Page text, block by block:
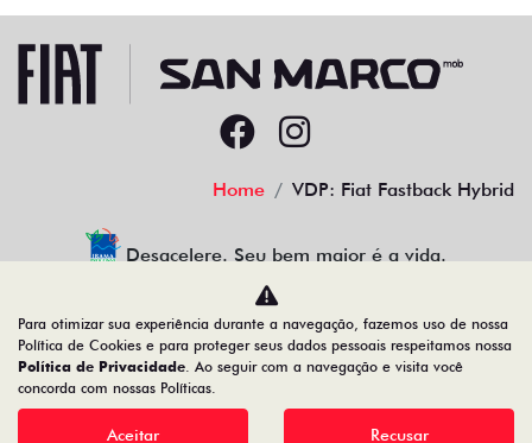
Home VDP: Fiat Fastback Hybrid
Desacelere. Seu bem maior é a vida.
22.204.101/0001-17
Para otimizar sua experiência durante a navegação, fazemos uso de nossa
Política de Cookies e para proteger seus dados pessoais respeitamos nossa
Política de Privacidade. Ao seguir com a navegação e visita você
concorda com nossas Políticas.
Aceitar Recusar